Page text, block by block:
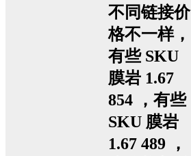
不同链接价
格不一样，
有些 SKU
膜岩 1.67
854 ，有些
SKU 膜岩
1.67 489 ，